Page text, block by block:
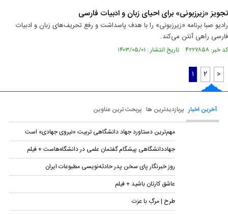
تجویز «زیرزبونی» برای احیای زبان و ادبیات فارسی
رادیو صبا برنامه «زیرزبونی» را با هدف پاسداشت و رفع تحریف‌های زبان و ادبیات
فارسی راهی آنتن می‌کند.
کد خبر: ۴۲۲۷۸۵۸ تاریخ انتشار : ۱۴۰۳/۰۵/۰۱
۱ ۲ >
آخرین اخبار پربازدیدترین ها پربحث ترین عناوین
مهم‌ترین دستاورد جهاد دانشگاهی تربیت «نیروی جهادی» است
جهاددانشگاهی پیشگام گفتمان علمی در دانشگاه‌هاست + فیلم
روز خبرنگار پای سخن پدر حادثه‌نویسی مطبوعات ایران
عاشق کارتان باشید + فیلم
طرح | مرگِ با عزت